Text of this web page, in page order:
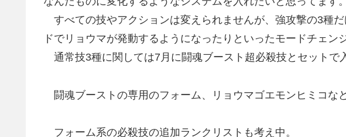
すべての技やアクションは変えられませんが、強攻撃の3種
ドでリョウマが発動するようになったりといったモードチェン
通常技3種に関しては7月に闘魂ブースト超必殺技とセットで
闘魂ブーストの専用のフォーム、リョウマゴエモンヒミコな
フォーム系の必殺技の追加ランクリストも考え中。